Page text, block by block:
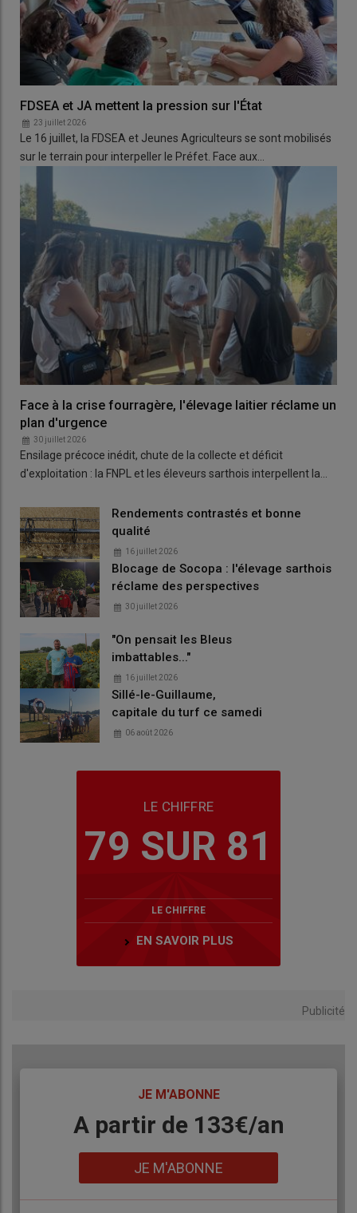
FDSEA et JA mettent la pression sur l'État
23 juillet 2026
Le 16 juillet, la FDSEA et Jeunes Agriculteurs se sont mobilisés
sur le terrain pour interpeller le Préfet. Face aux…
Face à la crise fourragère, l'élevage laitier réclame un
plan d'urgence
30 juillet 2026
Ensilage précoce inédit, chute de la collecte et déficit
d'exploitation : la FNPL et les éleveurs sarthois interpellent la…
Rendements contrastés et bonne
qualité
16 juillet 2026
Blocage de Socopa : l'élevage sarthois
réclame des perspectives
30 juillet 2026
"On pensait les Bleus
imbattables..."
16 juillet 2026
Sillé-le-Guillaume,
capitale du turf ce samedi
06 août 2026
LE CHIFFRE
79 SUR 81
LE CHIFFRE
EN SAVOIR PLUS
Publicité
JE M'ABONNE
BodyA partir de 133€/an
JE M'ABONNE